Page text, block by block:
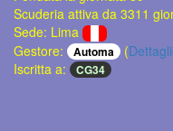
Scuderia attiva da 3311
Sede: Lima
Gestore:
Automa (
Iscritta a:
CG34